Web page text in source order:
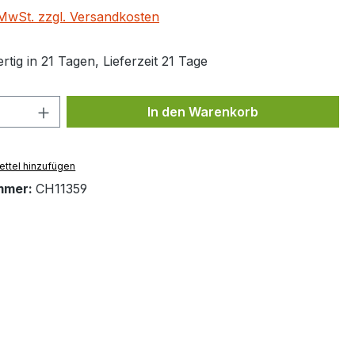
zzgl. Versandkosten
in 21 Tagen, Lieferzeit 21 Tage
Anzahl: Gib den gewünschten Wert
In den Warenkorb
hinzufügen
CH11359